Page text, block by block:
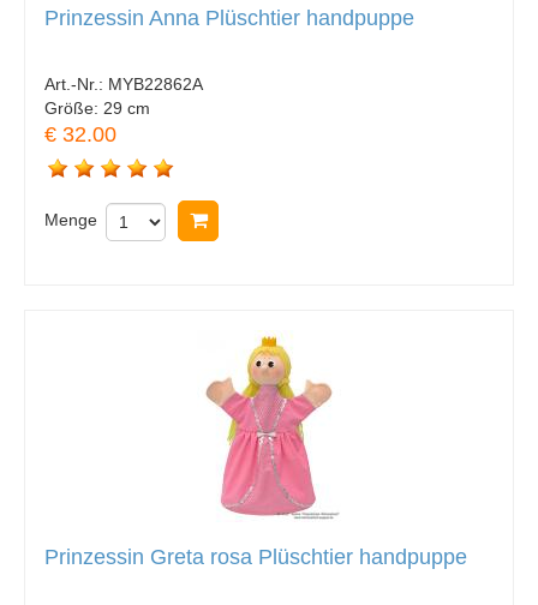
Prinzessin Anna Plüschtier handpuppe
Art.-Nr.: MYB22862A
Größe: 29 cm
€ 32.00
Menge
Prinzessin Greta rosa Plüschtier handpuppe